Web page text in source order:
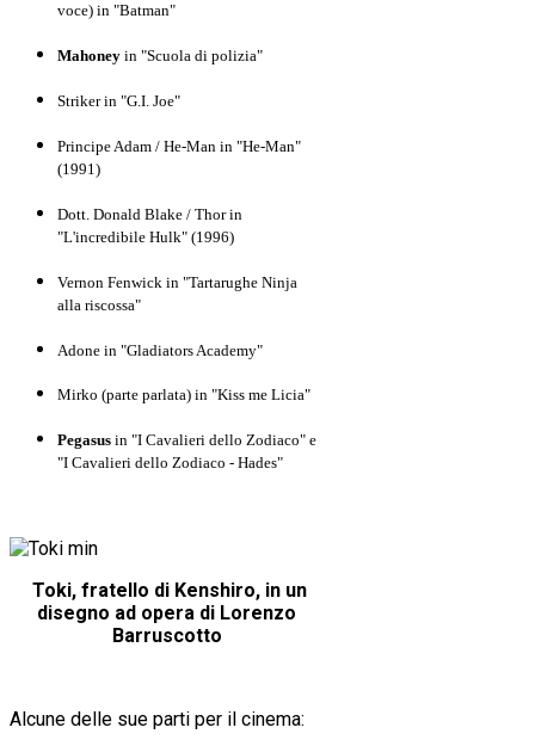
voce) in "Batman"
Mahoney in "Scuola di polizia"
Striker in "G.I. Joe"
Principe Adam / He-Man in "He-Man"
(1991)
Dott. Donald Blake / Thor in
"L'incredibile Hulk" (1996)
Vernon Fenwick in "Tartarughe Ninja
alla riscossa"
Adone in "Gladiators Academy"
Mirko (parte parlata) in "Kiss me Licia"
Pegasus in "I Cavalieri dello Zodiaco" e
"I Cavalieri dello Zodiaco - Hades"
Toki, fratello di Kenshiro, in un
disegno ad opera di Lorenzo
Barruscotto
Alcune delle sue parti per il cinema: